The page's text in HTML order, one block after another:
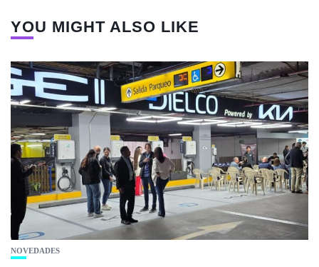
YOU MIGHT ALSO LIKE
NOVEDADES